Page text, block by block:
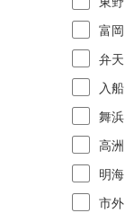
富岡
弁天
入船
舞浜
高洲
明海
市外